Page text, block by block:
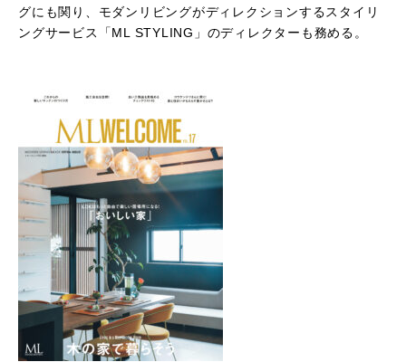
グにも関り、モダンリビングがディレクションするスタイリ
ングサービス「ML STYLING」のディレクターも務める。